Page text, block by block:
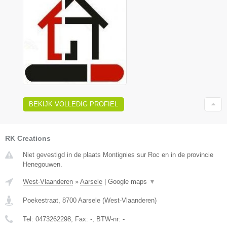
BEKIJK VOLLEDIG PROFIEL
RK Creations
Niet gevestigd in de plaats Montignies sur Roc en in de provincie
Henegouwen.
West-Vlaanderen » Aarsele Google maps ▼
Poekestraat 8700 Aarsele (West-Vlaanderen)
Tel: 0473262298 , Fax: - , BTW-nr: -